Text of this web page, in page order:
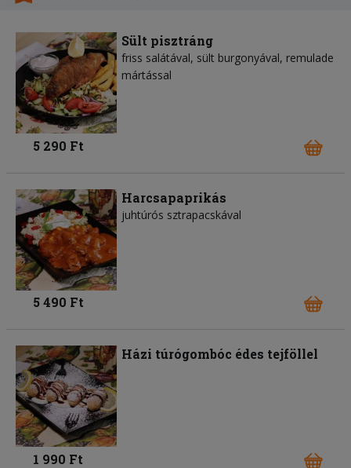
Sült pisztráng
friss salátával, sült burgonyával, remulade
mártással
5 290 Ft
Harcsapaprikás
juhtúrós sztrapacskával
5 490 Ft
Házi túrógombóc édes tejföllel
1 990 Ft